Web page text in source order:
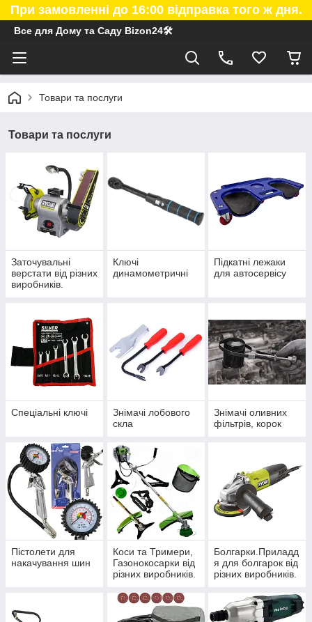
При замовленні до 16:00 відправка того ж дня.
Все для Дому та Саду Bizon24🛠
Товари та послуги
Товари та послуги
Заточувальні
верстати від різних
виробників.
Ключі
динамометричні
Підкатні лежаки
для автосервісу
Спеціальні ключі
Знімачі лобового
скла
Знімачі оливних
фільтрів, корок
Пістолети для
накачування шин
Коси та Тримери,
Газонокосарки від
різних виробників.
Болгарки.Приладд
я для болгарок від
різних виробників.